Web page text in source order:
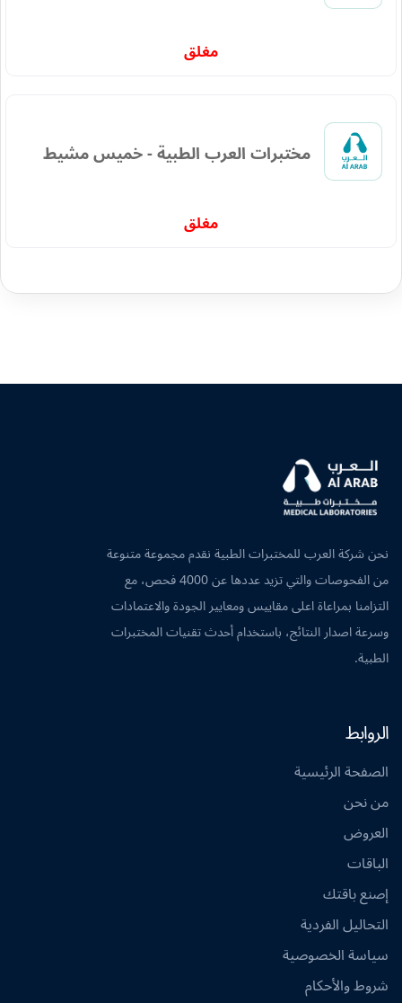
مغلق
مختبرات العرب الطبية - خميس مشيط
مغلق
نحن شركة العرب للمختبرات الطبية نقدم مجموعة متنوعة
من الفحوصات والتي تزيد عددها عن 4000 فحص، مع
التزامنا بمراعاة اعلى مقاييس ومعايير الجودة والاعتمادات
وسرعة اصدار النتائج، باستخدام أحدث تقنيات المختبرات
الطبية.
الروابط
الصفحة الرئيسية
من نحن
العروض
الباقات
إصنع باقتك
التحاليل الفردية
سياسة الخصوصية
شروط والأحكام